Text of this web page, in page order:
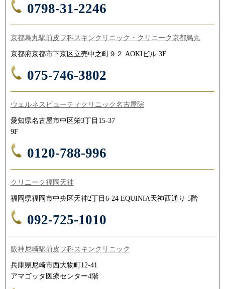
0798-31-2246
京都烏丸駅前皮フ科スキンクリニック・クリニーク京都烏丸
京都府京都市下京区立売中之町９２ AOKIビル 3F
075-746-3802
ウェルネスビューティクリニック名古屋院
愛知県名古屋市中区栄3丁目15-37
9F
0120-788-996
クリニーク福岡天神
福岡県福岡市中央区天神2丁目6-24 EQUINIA天神西通り 5階
092-725-1010
阪神尼崎駅前皮フ科スキンクリニック
兵庫県尼崎市西大物町12-41
アマゴッタ医療センター4階